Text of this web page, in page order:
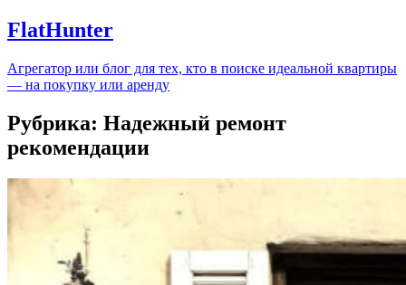
FlatHunter
Агрегатор или блог для тех, кто в поиске идеальной квартиры
— на покупку или аренду
Рубрика: Надежный ремонт
рекомендации